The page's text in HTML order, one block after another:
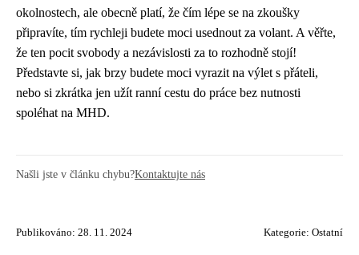
okolnostech, ale obecně platí, že čím lépe se na zkoušky
připravíte, tím rychleji budete moci usednout za volant. A věřte,
že ten pocit svobody a nezávislosti za to rozhodně stojí!
Představte si, jak brzy budete moci vyrazit na výlet s přáteli,
nebo si zkrátka jen užít ranní cestu do práce bez nutnosti
spoléhat na MHD.
Našli jste v článku chybu?Kontaktujte nás
Publikováno: 28. 11. 2024 Kategorie: Ostatní